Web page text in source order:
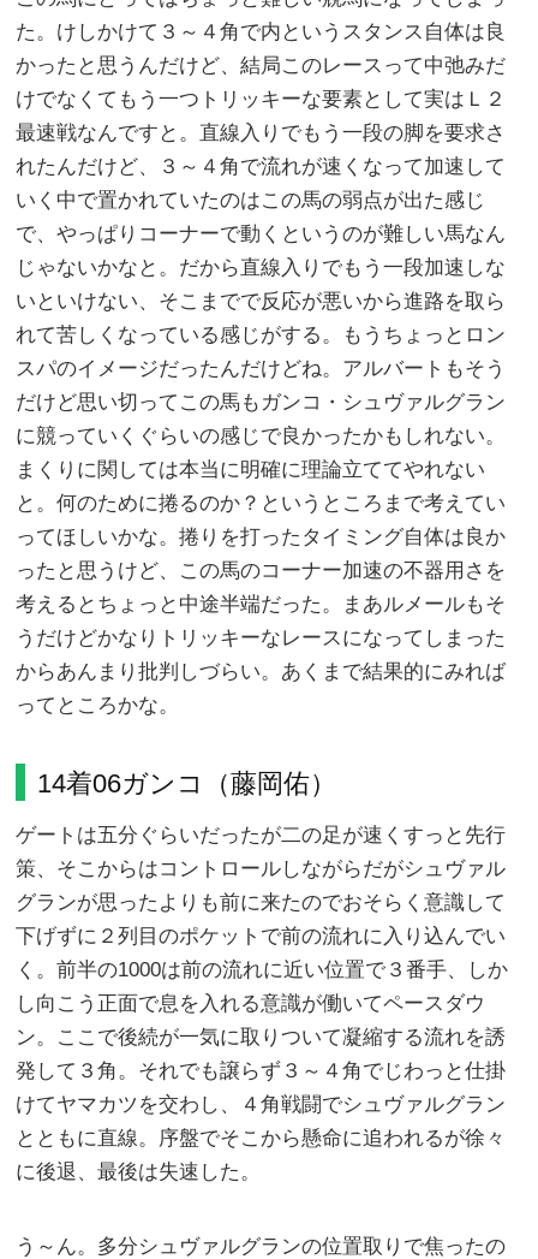
た。けしかけて３～４角で内というスタンス自体は良
かったと思うんだけど、結局このレースって中弛みだ
けでなくてもう一つトリッキーな要素として実はＬ２
最速戦なんですと。直線入りでもう一段の脚を要求さ
れたんだけど、３～４角で流れが速くなって加速して
いく中で置かれていたのはこの馬の弱点が出た感じ
で、やっぱりコーナーで動くというのが難しい馬なん
じゃないかなと。だから直線入りでもう一段加速しな
いといけない、そこまでで反応が悪いから進路を取ら
れて苦しくなっている感じがする。もうちょっとロン
スパのイメージだったんだけどね。アルバートもそう
だけど思い切ってこの馬もガンコ・シュヴァルグラン
に競っていくぐらいの感じで良かったかもしれない。
まくりに関しては本当に明確に理論立ててやれない
と。何のために捲るのか？というところまで考えてい
ってほしいかな。捲りを打ったタイミング自体は良か
ったと思うけど、この馬のコーナー加速の不器用さを
考えるとちょっと中途半端だった。まあルメールもそ
うだけどかなりトリッキーなレースになってしまった
からあんまり批判しづらい。あくまで結果的にみれば
ってところかな。
14着06ガンコ（藤岡佑）
ゲートは五分ぐらいだったが二の足が速くすっと先行
策、そこからはコントロールしながらだがシュヴァル
グランが思ったよりも前に来たのでおそらく意識して
下げずに２列目のポケットで前の流れに入り込んでい
く。前半の1000は前の流れに近い位置で３番手、しか
し向こう正面で息を入れる意識が働いてペースダウ
ン。ここで後続が一気に取りついて凝縮する流れを誘
発して３角。それでも譲らず３～４角でじわっと仕掛
けてヤマカツを交わし、４角戦闘でシュヴァルグラン
とともに直線。序盤でそこから懸命に追われるが徐々
に後退、最後は失速した。
う～ん。多分シュヴァルグランの位置取りで焦ったの